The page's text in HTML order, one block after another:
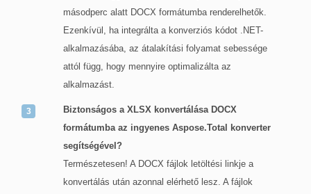
másodperc alatt DOCX formátumba renderelhetők.
Ezenkívül, ha integrálta a konverziós kódot .NET-
alkalmazásába, az átalakítási folyamat sebessége
attól függ, hogy mennyire optimalizálta az
alkalmazást.
Biztonságos a XLSX konvertálása DOCX
formátumba az ingyenes Aspose.Total konverter
segítségével?
Természetesen! A DOCX fájlok letöltési linkje a
konvertálás után azonnal elérhető lesz. A fájlok